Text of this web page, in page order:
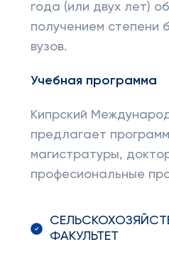
года (или двух лет)
получением степени
вузов.
Учебная программа
Кипрский
предлагает
магистратуры,
професиональные
ФАКУЛЬТЕТ